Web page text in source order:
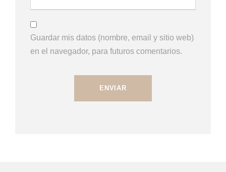
Guardar mis datos (nombre, email y sitio web)
en el navegador, para futuros comentarios.